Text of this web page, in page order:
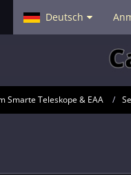
Hilfe
Deutsch
Smarte Teleskope & EAA